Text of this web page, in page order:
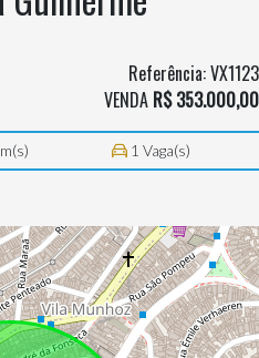
Referência: VX1123
VENDA R$ 353.000,00
1 Vaga(s)